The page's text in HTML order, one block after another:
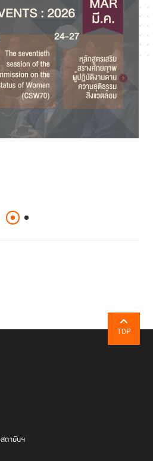
TOP
ถาบันฯ